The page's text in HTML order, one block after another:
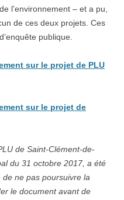
l’environnement – et a pu,
de ces deux projets. Ces
publique.
sur le projet de PLU
sur le projet de
de Saint-Clément-de-
du 31 octobre 2017, a été
ne pas poursuivre la
le document avant de